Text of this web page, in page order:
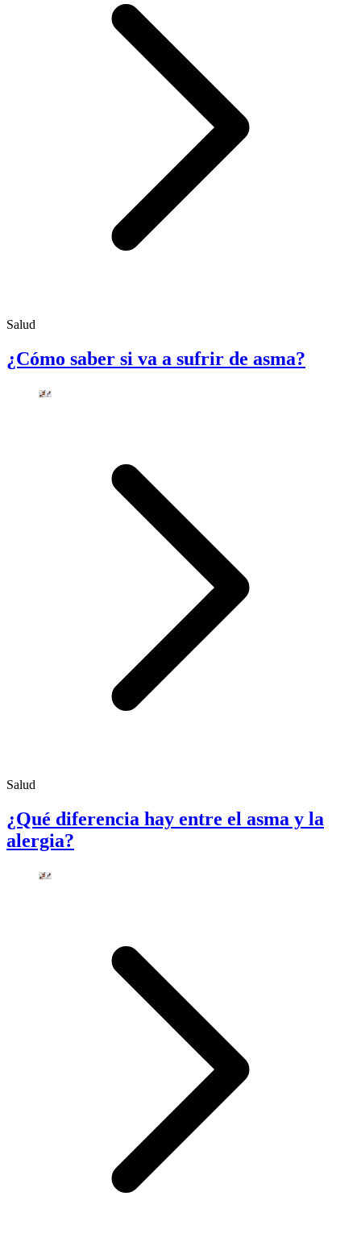
Salud
¿Cómo saber si va a sufrir de asma?
Salud
¿Qué diferencia hay entre el asma y la
alergia?